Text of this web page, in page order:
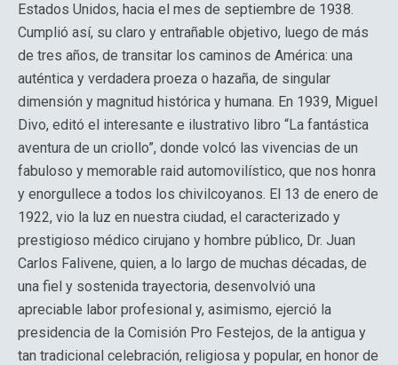
Estados Unidos, hacia el mes de septiembre de 1938.
Cumplió así, su claro y entrañable objetivo, luego de más
de tres años, de transitar los caminos de América: una
auténtica y verdadera proeza o hazaña, de singular
dimensión y magnitud histórica y humana. En 1939, Miguel
Divo, editó el interesante e ilustrativo libro “La fantástica
aventura de un criollo”, donde volcó las vivencias de un
fabuloso y memorable raid automovilístico, que nos honra
y enorgullece a todos los chivilcoyanos. El 13 de enero de
1922, vio la luz en nuestra ciudad, el caracterizado y
prestigioso médico cirujano y hombre público, Dr. Juan
Carlos Falivene, quien, a lo largo de muchas décadas, de
una fiel y sostenida trayectoria, desenvolvió una
apreciable labor profesional y, asimismo, ejerció la
presidencia de la Comisión Pro Festejos, de la antigua y
tan tradicional celebración, religiosa y popular, en honor de